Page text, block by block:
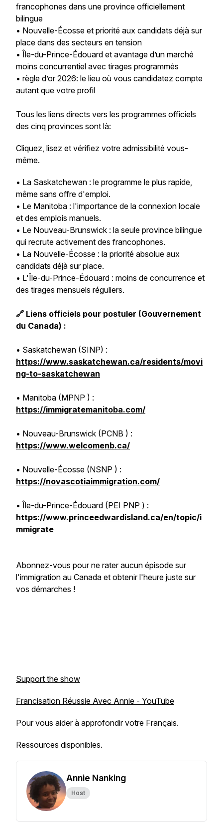
francophones dans une province officiellement
bilingue
• Nouvelle-Écosse et priorité aux candidats déjà sur
place dans des secteurs en tension
• Île-du-Prince-Édouard et avantage d’un marché
moins concurrentiel avec tirages programmés
• règle d’or 2026: le lieu où vous candidatez compte
autant que votre profil
Tous les liens directs vers les programmes officiels
des cinq provinces sont là:
Cliquez, lisez et vérifiez votre admissibilité vous-
même.
• La Saskatchewan : le programme le plus rapide,
même sans offre d'emploi.
• Le Manitoba : l'importance de la connexion locale
et des emplois manuels.
• Le Nouveau-Brunswick : la seule province bilingue
qui recrute activement des francophones.
• La Nouvelle-Écosse : la priorité absolue aux
candidats déjà sur place.
• L'Île-du-Prince-Édouard : moins de concurrence et
des tirages mensuels réguliers.
🔗 Liens officiels pour postuler (Gouvernement
du Canada) :
• Saskatchewan (SINP) :
https://www.saskatchewan.ca/residents/movi
ng-to-saskatchewan
• Manitoba (MPNP ) :
https://immigratemanitoba.com/
• Nouveau-Brunswick (PCNB ) :
https://www.welcomenb.ca/
• Nouvelle-Écosse (NSNP ) :
https://novascotiaimmigration.com/
• Île-du-Prince-Édouard (PEI PNP ) :
https://www.princeedwardisland.ca/en/topic/i
mmigrate
Abonnez-vous pour ne rater aucun épisode sur
l'immigration au Canada et obtenir l'heure juste sur
vos démarches !
Support the show
Francisation Réussie Avec Annie - YouTube
Pour vous aider à approfondir votre Français.
Ressources disponibles.
Annie Nanking
Host